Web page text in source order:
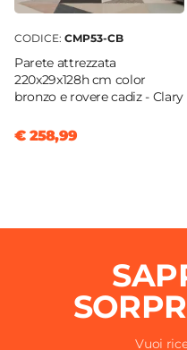
CODICE: CMP53-CB
Parete attrezzata
220x29x128h cm color
bronzo e rovere cadiz - Clary
€ 258,99
Vuoi